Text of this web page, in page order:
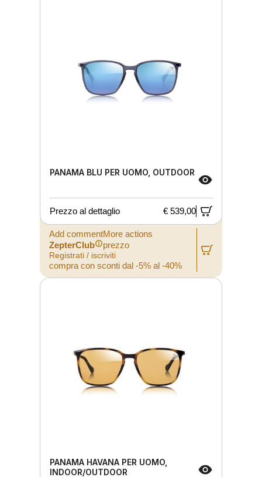
PANAMA BLU PER UOMO, OUTDOOR
Prezzo al dettaglio € 539,00
Add commentMore actions
ZepterClub
prezzo
Registrati / iscriviti
compra con sconti dal -5% al -40%
PANAMA HAVANA PER UOMO,
INDOOR/OUTDOOR